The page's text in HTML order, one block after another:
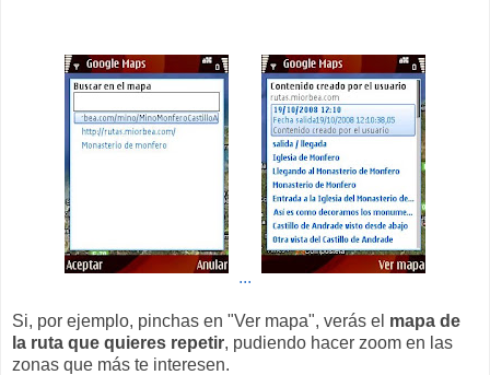
...
Si, por ejemplo, pinchas en "Ver mapa", verás el mapa de
la ruta que quieres repetir, pudiendo hacer zoom en las
zonas que más te interesen.